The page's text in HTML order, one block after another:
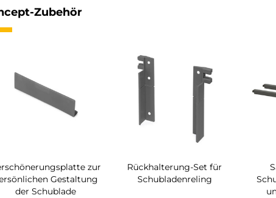
Zubehör
zur
Gestaltung
der Schublade
Rückhalterung-Set für
Schubladenreling